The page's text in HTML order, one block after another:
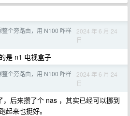
整个旁路由，用 N100 咋样
2024 年 6 月 24
日
是 n1 电视盒子
整个旁路由，用 N100 咋样
2024 年 6 月 24
日
后来攒了个 nas ，其实已经可以挪到
起来也挺好。